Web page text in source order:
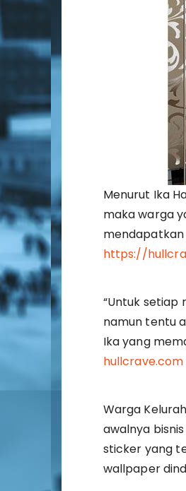
Menurut Ika
maka warga
mendapatkan
https://
“Untuk setiap
namun tentu
Ika yang
hullcrave.com
Warga
awalnya
sticker yang
wallpaper